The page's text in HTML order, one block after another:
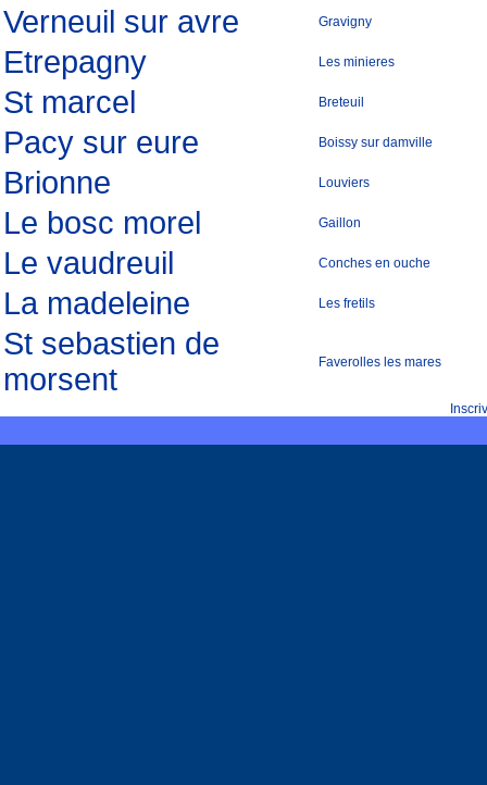
Verneuil sur avre Gravigny
Etrepagny Les minieres
St marcel Breteuil
Pacy sur eure Boissy sur damville
Brionne Louviers
Le bosc morel Gaillon
Le vaudreuil Conches en ouche
La madeleine Les fretils
St sebastien de
morsent
Faverolles les mares